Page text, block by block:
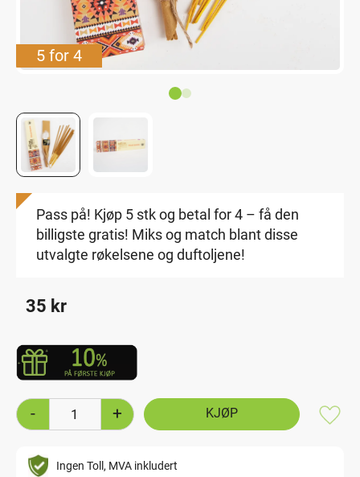
5 for 4
Pass på! Kjøp 5 stk og betal for 4 – få den
billigste gratis! Miks og match blant disse
utvalgte røkelsene og duftoljene!
35 kr
+
-
Ingen Toll, MVA inkludert